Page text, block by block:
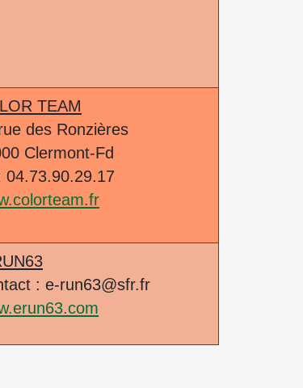
TEAM
des Ronzières
Clermont-Fd
04.73.90.29.17
: e-run63@sfr.fr